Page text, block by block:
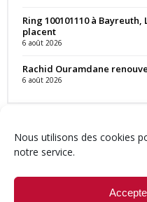
Nous utilisons des cookies
notre service.
Ring 100101110 à
placent
6 août 2026
Rachid Ouramdane
6 août 2026